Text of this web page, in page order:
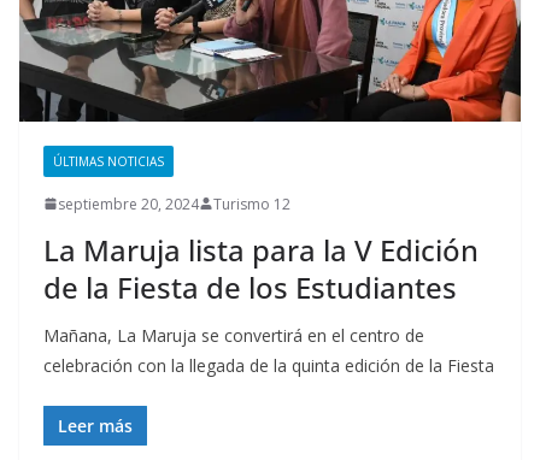
ÚLTIMAS NOTICIAS
septiembre 20, 2024 Turismo 12
La Maruja lista para la V Edición
de la Fiesta de los Estudiantes
Mañana, La Maruja se convertirá en el centro de
celebración con la llegada de la quinta edición de la Fiesta
Leer más